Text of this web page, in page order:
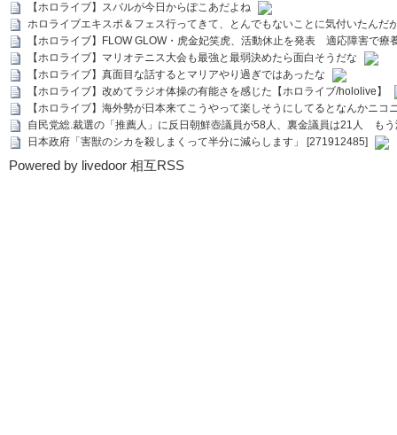
【ホロライブ】スバルが今日からぽこあだよね
ホロライブエキスポ＆フェス行ってきて、とんでもないことに気付いたんだ
【ホロライブ】FLOW GLOW・虎金妃笑虎、活動休止を発表 適応障害で療
【ホロライブ】マリオテニス大会も最強と最弱決めたら面白そうだな
【ホロライブ】真面目な話するとマリアやり過ぎではあったな
【ホロライブ】改めてラジオ体操の有能さを感じた【ホロライブ/hololive】
【ホロライブ】海外勢が日本来てこうやって楽しそうにしてるとなんかニコ
自民党総.裁選の「推薦人」に反日朝鮮壺議員が58人、裏金議員は21人 も
日本政府「害獣のシカを殺しまくって半分に減らします」 [271912485]
Powered by livedoor 相互RSS